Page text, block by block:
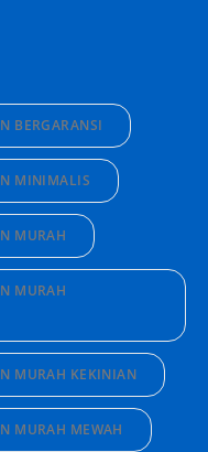
BERGARANSI
MINIMALIS
MURAH
MURAH
MURAH KEKINIAN
MURAH MEWAH